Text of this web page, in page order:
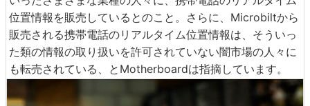
位置情報を販売しているとのこと。さらに、Microbiltから
販売される携帯電話のリアルタイム位置情報は、そういっ
た類の情報の取り扱いを許可されていない闇市場の人々に
も転売されている、とMotherboardは指摘しています。